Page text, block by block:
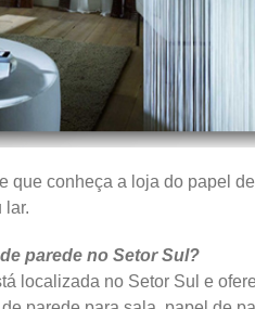
que conheça a loja do papel
lar.
parede no Setor Sul?
localizada no Setor Sul e